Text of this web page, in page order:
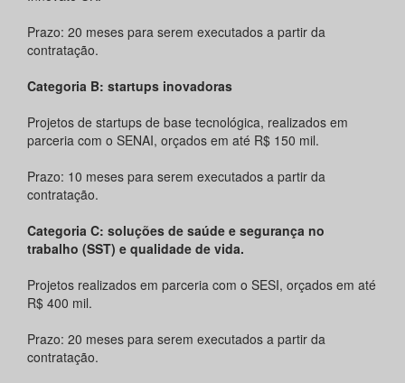
Prazo: 20 meses para serem executados a partir da
contratação.
Categoria B: startups inovadoras
Projetos de startups de base tecnológica, realizados em
parceria com o SENAI, orçados em até R$ 150 mil.
Prazo: 10 meses para serem executados a partir da
contratação.
Categoria C: soluções de saúde e segurança no
trabalho (SST) e qualidade de vida.
Projetos realizados em parceria com o SESI, orçados em até
R$ 400 mil.
Prazo: 20 meses para serem executados a partir da
contratação.